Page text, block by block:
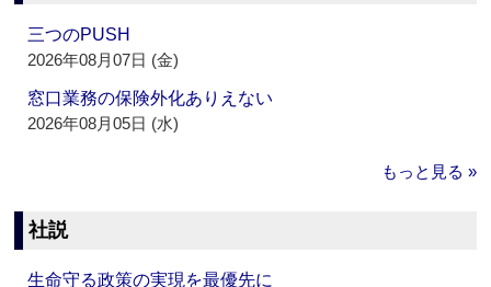
三つのPUSH
2026年08月07日 (金)
窓口業務の保険外化ありえない
2026年08月05日 (水)
もっと見る »
社説
生命守る政策の実現を最優先に